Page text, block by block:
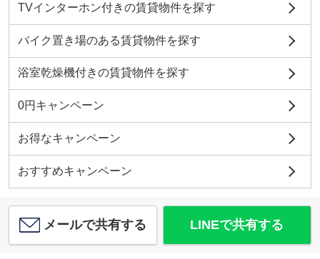
TVインターホン付きの賃貸物件を探す
バイク置き場のある賃貸物件を探す
浴室乾燥機付きの賃貸物件を探す
0円キャンペーン
お得なキャンペーン
おすすめキャンペーン
メールで共有する LINEで共有する